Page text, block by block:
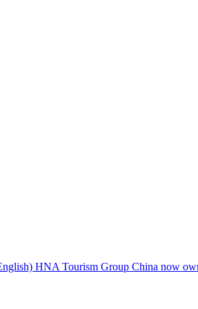
HNA Tourism Group China now